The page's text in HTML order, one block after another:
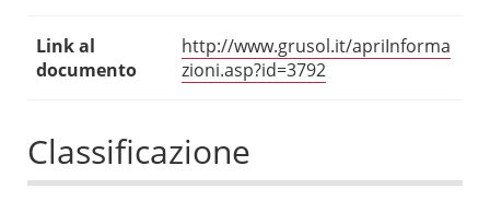
Link al
documento
http://www.grusol.it/apriInforma
zioni.asp?id=3792
Classificazione